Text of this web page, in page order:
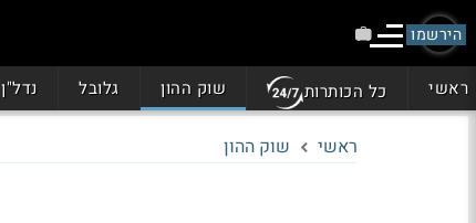
הירשמו
ראשי כל הכותרות שוק ההון גלובל נדל"ן
ראשי שוק ההון